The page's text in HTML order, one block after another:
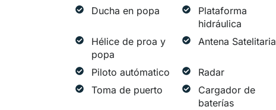
Ducha en popa
Plataforma
hidráulica
Hélice de proa y
popa
Antena Satelitaria
Piloto autómatico Radar
Toma de puerto
Cargador de
baterías